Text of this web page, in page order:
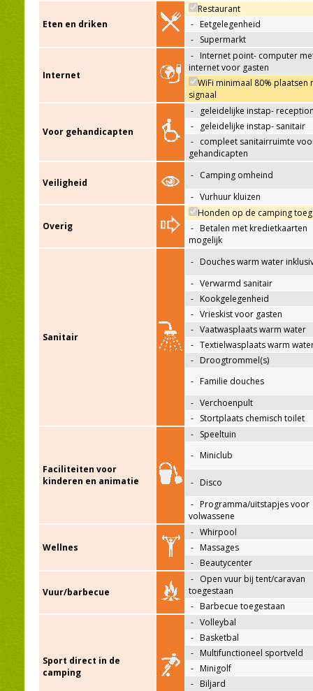
Eten en driken
Restaurant
- Eetgelegenheid
- Supermarkt
Internet
- Internet point- computer
internet voor gasten
WiFi minimaal 80% plaatsen
signaal
Voor gehandicapten
-
geleidelijke instap-
-
geleidelijke instap- sanitair
- compleet sanitairruimte
gehandicapten
Veiligheid
- Camping omheind
- Vurhuur kluizen
Overig
Honden op de camping
- Betalen met kredietkaarten
mogelijk
Sanitair
- Douches warm water
- Verwarmd sanitair
- Kookgelegenheid
- Vrieskist voor gasten
- Vaatwasplaats warm water
- Textielwasplaats warm
- Droogtrommel(s)
- Familie douches
- Verchoenpult
- Stortplaats chemisch toilet
Faciliteiten voor
kinderen en animatie
- Speeltuin
- Miniclub
- Disco
- Programma/uitstapjes voor
volwassene
Wellnes
- Whirpool
- Massages
- Beautycenter
Vuur/barbecue
- Open vuur bij tent/caravan
toegestaan
- Barbecue toegestaan
Sport direct in de
camping
- Volleybal
- Basketbal
- Multifunctioneel sportveld
- Minigolf
- Biljard